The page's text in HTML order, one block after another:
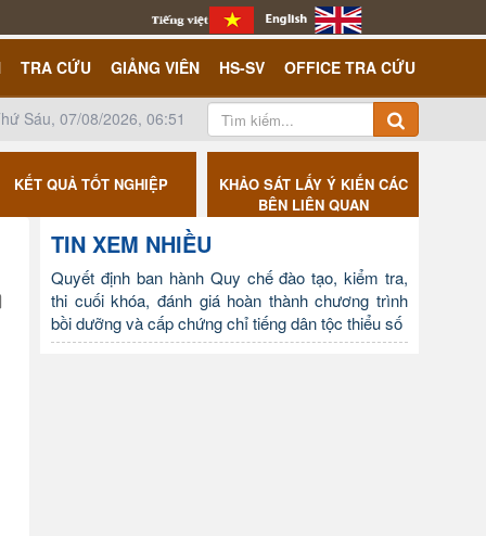
TRA CỨU GIẢNG VIÊN HS-SV OFFICE TRA CỨU
Sáu, 07/08/2026, 06:51
KẾT QUẢ TỐT NGHIỆP
KHẢO SÁT LẤY Ý KIẾN CÁC
BÊN LIÊN QUAN
TIN XEM NHIỀU
Quyết định ban hành Quy chế đào tạo, kiểm tra,
thi cuối khóa, đánh giá hoàn thành chương trình
bồi dưỡng và cấp chứng chỉ tiếng dân tộc thiểu số